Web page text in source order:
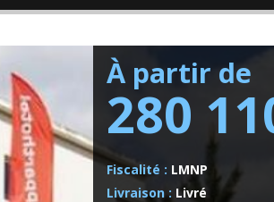
À partir de
280
Fiscalité : LMNP
Livraison : Livré